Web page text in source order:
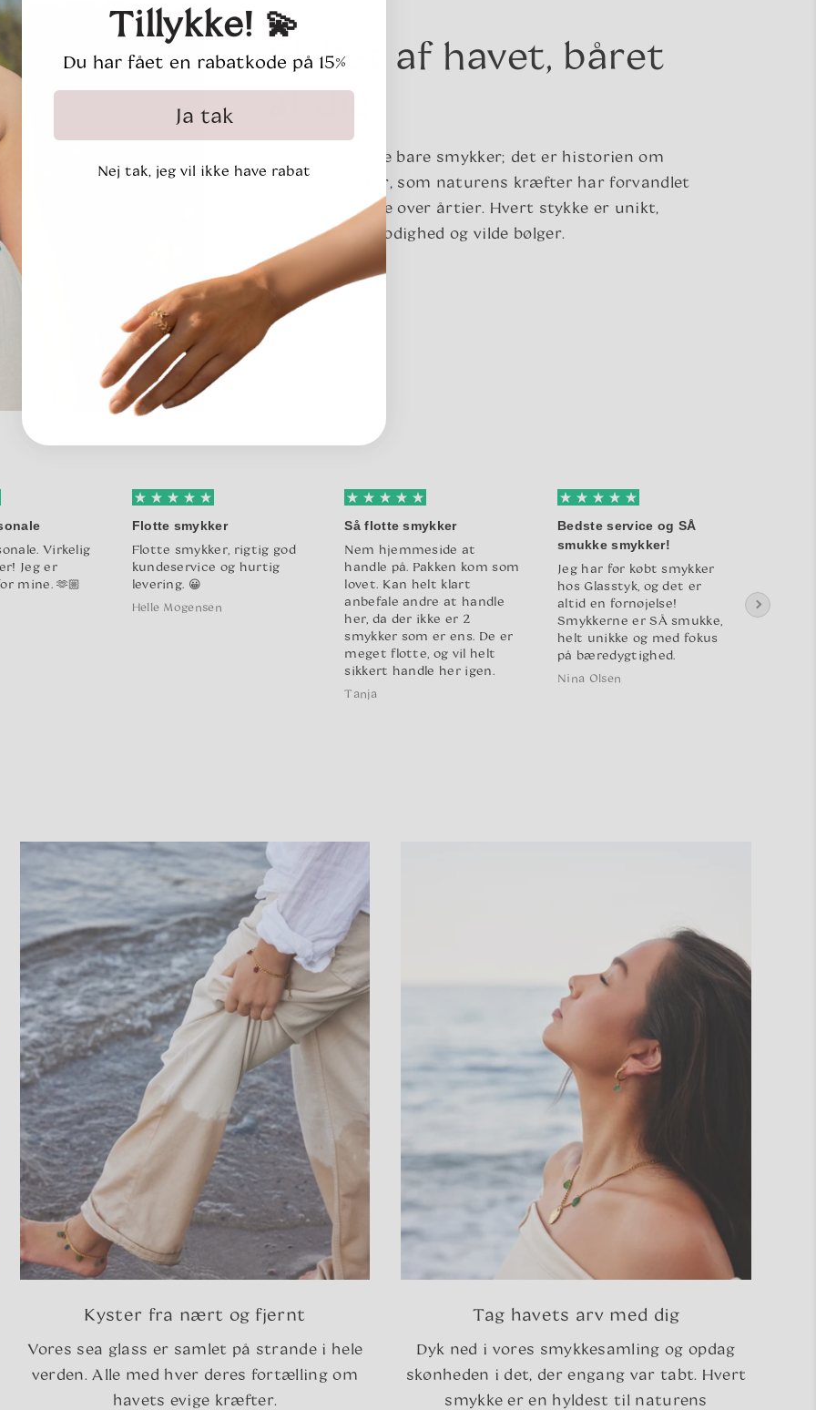
Slebet af havet, båret
af dig
Seaglass er ikke bare smykker; det er historien om
skarpe glasskår, som naturens kræfter har forvandlet
til matte skatte over årtier. Hvert stykke er unikt,
formet af tålmodighed og vilde bølger.
Virkelig
Jeg er
mine. 🫶🏼
Flotte smykker
Flotte smykker, rigtig god
kundeservice og hurtig
levering. 😀
Helle Mogensen
Så flotte smykker
Nem hjemmeside at
handle på. Pakken kom som
lovet. Kan helt klart
anbefale andre at handle
her, da der ikke er 2
smykker som er ens. De er
meget flotte, og vil helt
sikkert handle her igen.
Tanja
Bedste service og SÅ
smukke smykker!
Jeg har før købt smykker
hos Glasstyk, og det er
altid en fornøjelse!
Smykkerne er SÅ smukke,
helt unikke og med fokus
på bæredygtighed.
Nina Olsen
var fejl
Kyster fra nært og fjernt
Vores sea glass er samlet på strande i hele
verden. Alle med hver deres fortælling om
havets evige kræfter.
Tag havets arv med dig
Dyk ned i vores smykkesamling og opdag
skønheden i det, der engang var tabt. Hvert
smykke er en hyldest til naturens
Tillykke! 💫
Du har fået en rabatkode på 15%
Ja tak
Nej tak, jeg vil ikke have rabat